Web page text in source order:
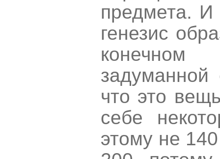
предмета. И
генезис
задуманной
что это
себе
этому не